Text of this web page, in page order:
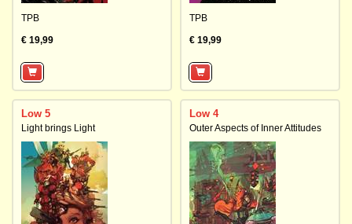
TPB
€ 19,99
TPB
€ 19,99
Low 5
Light brings Light
Low 4
Outer Aspects of Inner Attitudes